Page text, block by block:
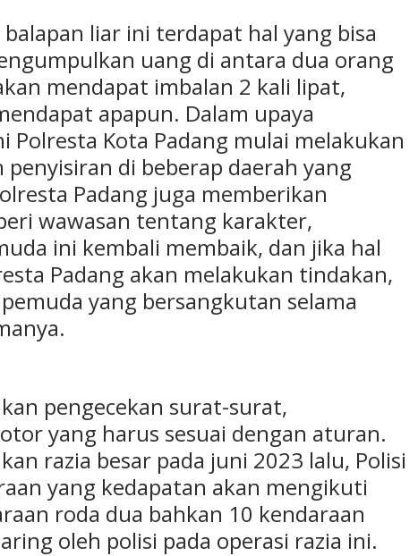
liar ini terdapat hal yang bisa
uang di antara dua orang
mendapat imbalan 2 kali lipat,
apapun. Dalam upaya
Polresta Kota Padang mulai melakukan
di beberap daerah yang
Padang juga memberikan
wawasan tentang karakter,
ini kembali membaik, dan jika hal
Padang akan melakukan tindakan,
yang bersangkutan selama
pengecekan surat-surat,
yang harus sesuai dengan aturan.
razia besar pada juni 2023 lalu, Polisi
yang kedapatan akan mengikuti
roda dua bahkan 10 kendaraan
oleh polisi pada operasi razia ini.